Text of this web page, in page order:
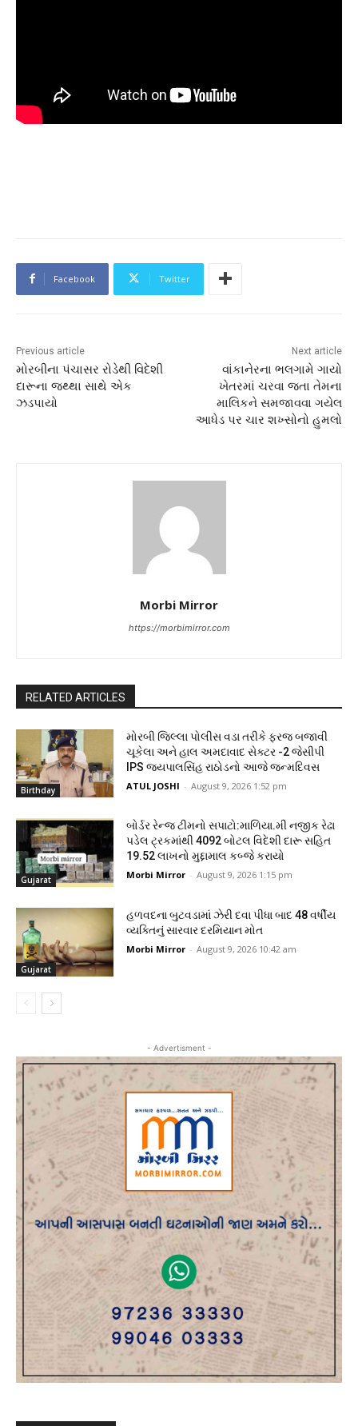
Facebook Twitter
Previous article
મોરબીના પંચાસર રોડેથી વિદેશી
દારૂના જથ્થા સાથે એક
ઝડપાયો
Next article
વાંકાનેરના ભલગામે ગાયો
ખેતરમાં ચરવા જતા તેમના
માલિકને સમજાવવા ગયેલ
આધેડ પર ચાર શખ્સોનો હુમલો
Morbi Mirror
https://morbimirror.com
RELATED ARTICLES
Birthday
મોરબી જિલ્લા પોલીસ વડા તરીકે ફરજ બજાવી
ચૂકેલા અને હાલ અમદાવાદ સેક્ટર -2 જેસીપી
IPS જયપાલસિંહ રાઠોડનો આજે જન્મદિવસ
ATUL JOSHI - August 9, 2026 1:52 pm
Gujarat
બોર્ડર રેન્જ ટીમનો સપાટો:માળિયા.મી નજીક રેઢા
પડેલ ટ્રકમાંથી 4092 બોટલ વિદેશી દારૂ સહિત
19.52 લાખનો મુદ્દામાલ કબ્જે કરાયો
Morbi Mirror - August 9, 2026 1:15 pm
Gujarat
હળવદના બુટવડામાં ઝેરી દવા પીધા બાદ 48 વર્ષીય
વ્યક્તિનું સારવાર દરમિયાન મોત
Morbi Mirror - August 9, 2026 10:42 am
- Advertisment -